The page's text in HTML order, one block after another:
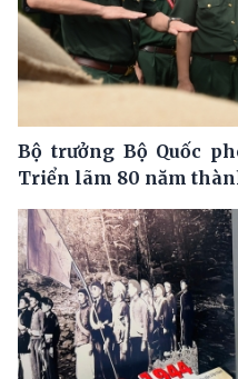
Bộ trưởng Bộ Quốc
Triển lãm 80 năm